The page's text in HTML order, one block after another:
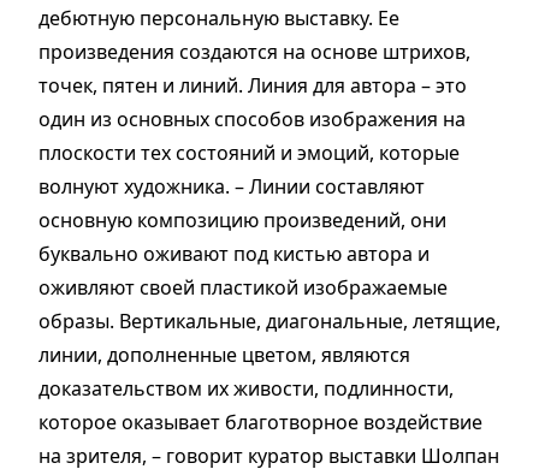
дебютную персональную выставку. Ее
произведения создаются на основе штрихов,
точек, пятен и линий. Линия для автора – это
один из основных способов изображения на
плоскости тех состояний и эмоций, которые
волнуют художника. – Линии составляют
основную композицию произведений, они
буквально оживают под кистью автора и
оживляют своей пластикой изображаемые
образы. Вертикальные, диагональные, летящие,
линии, дополненные цветом, являются
доказательством их живости, подлинности,
которое оказывает благотворное воздействие
на зрителя, – говорит куратор выставки Шолпан